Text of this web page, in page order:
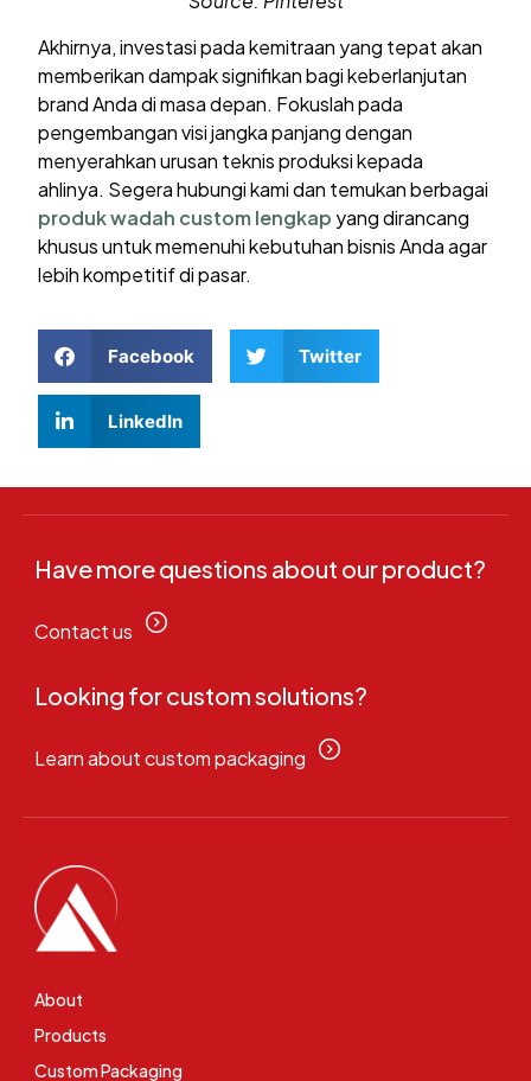
Akhirnya, investasi pada kemitraan yang tepat akan
memberikan dampak signifikan bagi keberlanjutan
brand Anda di masa depan. Fokuslah pada
pengembangan visi jangka panjang dengan
menyerahkan urusan teknis produksi kepada
ahlinya. Segera hubungi kami dan temukan berbagai
produk wadah custom lengkap yang dirancang
khusus untuk memenuhi kebutuhan bisnis Anda agar
lebih kompetitif di pasar.
Facebook Twitter
LinkedIn
Have more questions about our product?
Contact us
Looking for custom solutions?
Learn about custom packaging
About
Products
Custom Packaging